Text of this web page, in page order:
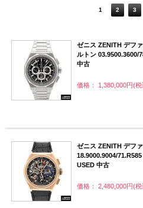
1 2 3
ゼニス ZENITH デフ
ルトン 03.9500.3600/
中古
価格： 1,380,000円(税
ゼニス ZENITH デフ
18.9000.9004/
USED 中古
価格： 2,480,000円(税